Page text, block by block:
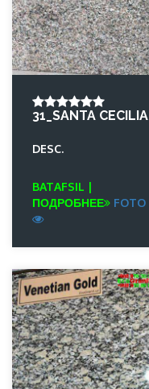
31_SANTA CECILIA
DESC.
BATAFSIL |
ПОДРОБНЕЕ
FOTO